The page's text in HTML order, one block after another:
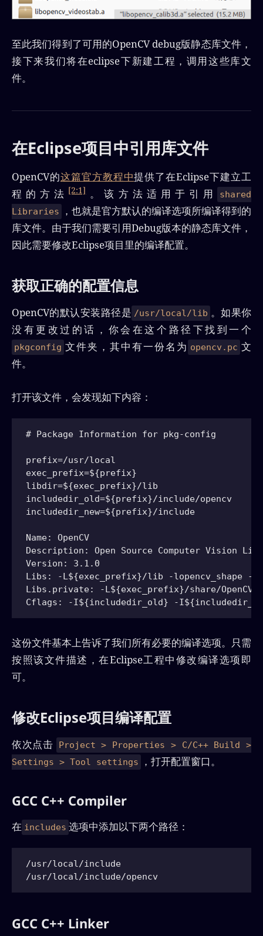
至此我们得到了可用的OpenCV debug版静态库文件，
接下来我们将在eclipse下新建工程，调用这些库文
件。
在Eclipse项目中引用库文件
OpenCV的这篇官方教程中提供了在Eclipse下建立工
程的方法 [2:1]。该方法适用于引用
shared
Libraries
，也就是官方默认的编译选项所编译得到的
库文件。由于我们需要引用Debug版本的静态库文件，
因此需要修改Eclipse项目里的编译配置。
获取正确的配置信息
OpenCV的默认安装路径是 /usr/local/lib 。如果你
没有更改过的话，你会在这个路径下找到一个
pkgconfig 文件夹，其中有一份名为 opencv.pc 文
件。
打开该文件，会发现如下内容：
# Package Information for pkg-config
prefix=/usr/local
exec_prefix=${prefix}
libdir=${exec_prefix}/lib
includedir_old=${prefix}/include/opencv
includedir_new=${prefix}/include
Name: OpenCV
Description: Open Source Computer Vision
Version: 3.1.0
Libs: -L${exec_prefix}/lib -lopencv_shape -
Libs.private: -L${exec_prefix}/share/
这份文件基本上告诉了我们所有必要的编译选项。只需
按照该文件描述，在Eclipse工程中修改编译选项即
可。
修改Eclipse项目编译配置
依次点击
Project > Properties > C/C++ Build >
Settings > Tool settings
，打开配置窗口。
GCC C++ Compiler
在 includes 选项中添加以下两个路径：
/usr/local/include
GCC C++ Linker